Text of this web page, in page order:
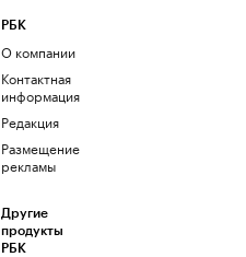
РБК
О компании
Контактная
информация
Редакция
Размещение
рекламы
Другие
продукты
РБК